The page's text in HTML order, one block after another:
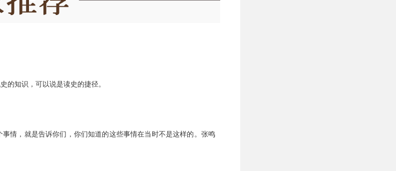
的知识，可以说是读史的捷径。
情，就是告诉你们，你们知道的这些事情在当时不是这样的。张鸣